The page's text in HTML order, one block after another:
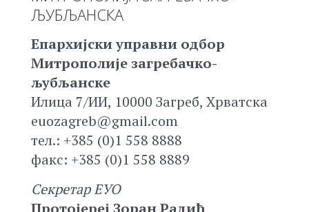
ЉУБЉАНСКА
Епархијски управни одбор
Митрополије загребачко-
љубљанске
Илица 7/ИИ, 10000 Загреб, Хрватска
euozagreb@gmail.com
тел.: +385 (0)1 558 8888
факс: +385 (0)1 558 8889
Секретар ЕУО
Протојереј Зоран Радић